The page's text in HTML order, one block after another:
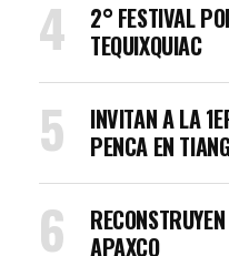
2° FESTIVAL
TEQUIXQUIAC
INVITAN A LA
PENCA EN
APAXCO